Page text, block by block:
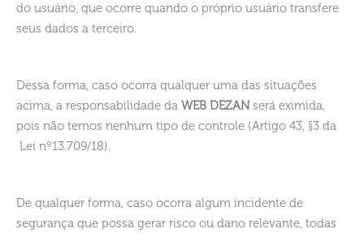
do usuário, que ocorre quando o próprio usuário transfere
seus dados a terceiro.
Dessa forma, caso ocorra qualquer uma das situações
acima, a responsabilidade da WEB DEZANserá eximida,
pois não temos nenhum tipo de controle (Artigo 43, §3 da
Lei nº13.709/18).
De qualquer forma, caso ocorra algum incidente de
segurança que possa gerar risco ou dano relevante, todas